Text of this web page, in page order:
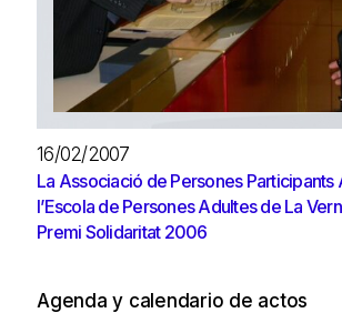
16/02/2007
La Associació de Persones Participants
l’Escola de Persones Adultes de La
Premi Solidaritat 2006
Agenda y calendario de actos